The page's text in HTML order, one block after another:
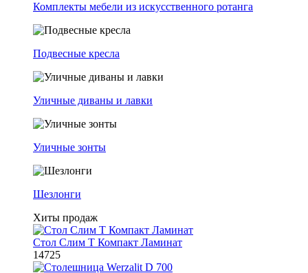
Комплекты мебели из искусственного ротанга
Подвесные кресла
Уличные диваны и лавки
Уличные зонты
Шезлонги
Хиты продаж
Стол Слим Т Компакт Ламинат
14725